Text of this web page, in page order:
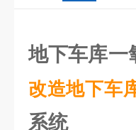
地下车库一
改造地下车
系统